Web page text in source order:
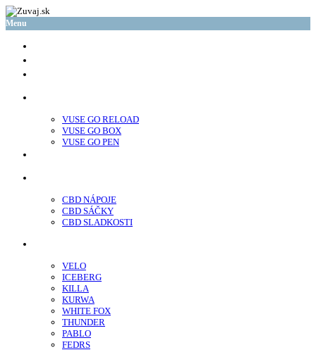
Menu
VUSE GO RELOAD
VUSE GO BOX
VUSE GO PEN
CBD NÁPOJE
CBD SÁČKY
CBD SLADKOSTI
VELO
ICEBERG
KILLA
KURWA
WHITE FOX
THUNDER
PABLO
FEDRS